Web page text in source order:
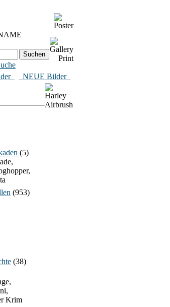
- NAME
NEUE Bilder
(5)
(953)
(38)
Krim